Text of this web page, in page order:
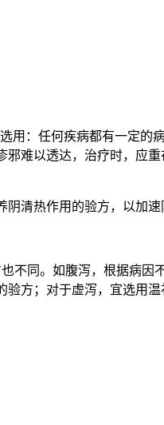
用：任何疾病都有一定
难以透达，治疗时，应
清热作用的验方，以加
不同。如腹泻，根据病
方；对于虚泻，宜选用